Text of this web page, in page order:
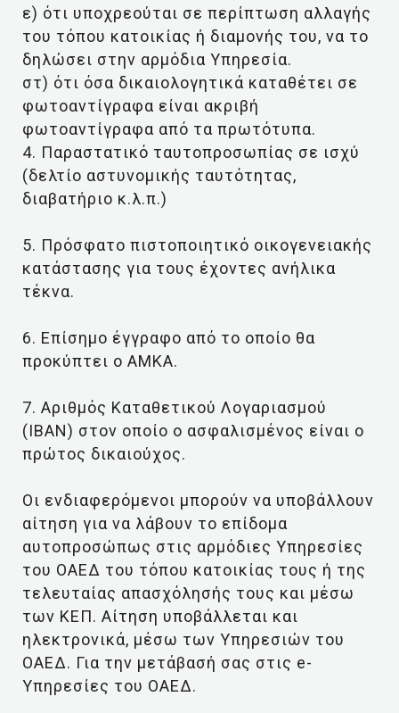
ε) ότι υποχρεούται σε περίπτωση αλλαγής
του τόπου κατοικίας ή διαμονής του, να το
δηλώσει στην αρμόδια Υπηρεσία.
στ) ότι όσα δικαιολογητικά καταθέτει σε
φωτοαντίγραφα είναι ακριβή
φωτοαντίγραφα από τα πρωτότυπα.
4. Παραστατικό ταυτοπροσωπίας σε ισχύ
(δελτίο αστυνομικής ταυτότητας,
διαβατήριο κ.λ.π.)
5. Πρόσφατο πιστοποιητικό οικογενειακής
κατάστασης για τους έχοντες ανήλικα
τέκνα.
6. Επίσημο έγγραφο από το οποίο θα
προκύπτει ο ΑΜΚΑ.
7. Αριθμός Καταθετικού Λογαριασμού
(ΙΒΑΝ) στον οποίο ο ασφαλισμένος είναι ο
πρώτος δικαιούχος.
Οι ενδιαφερόμενοι μπορούν να υποβάλλουν
αίτηση για να λάβουν το επίδομα
αυτοπροσώπως στις αρμόδιες Υπηρεσίες
του ΟΑΕΔ του τόπου κατοικίας τους ή της
τελευταίας απασχόλησής τους και μέσω
των ΚΕΠ. Αίτηση υποβάλλεται και
ηλεκτρονικά, μέσω των Υπηρεσιών του
ΟΑΕΔ. Για την μετάβασή σας στις e-
Υπηρεσίες του ΟΑΕΔ.